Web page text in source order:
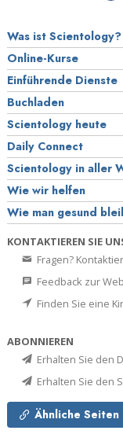
Was ist Scientology?
Online-Kurse
Einführende Dienste
Buchladen
Scientology heute
Daily Connect
Scientology in aller
Wie wir helfen
Wie man gesund
KONTAKTIEREN SIE
Fragen?
Feedback zur
Finden Sie eine
ABONNIEREN
Erhalten Sie den
Erhalten Sie den
Ähnliche Seiten